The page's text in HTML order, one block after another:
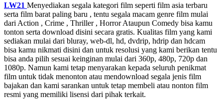
LW21 Menyediakan segala kategori film seperti film asia terbaru
serta film barat paling baru , tentu segala macam genre film mulai
dari Action , Crime , Thriller , Horror Ataupun Comedy bisa kamu
tonton serta download disini secara gratis. Kualitas film yang kami
sediakan mulai dari bluray, web-dl, hd, dvdrip, hdrip dan hdcam
bisa kamu nikmati disini dan untuk resolusi yang kami berikan tentu
bisa anda pilih sesuai keinginan mulai dari 360p, 480p, 720p dan
1080p. Namun kami tetap menyarakan kepada seluruh penikmat
film untuk tidak menonton atau mendownload segala jenis film
bajakan dan kami sarankan untuk tetap membeli atau nonton film
resmi yang memiliki lisensi dari pihak terkait.